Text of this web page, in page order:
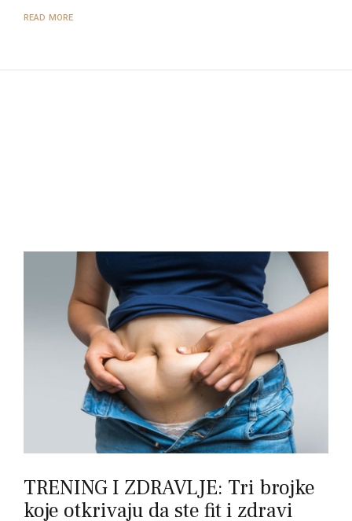
READ MORE
TRENING I ZDRAVLJE: Tri brojke
koje otkrivaju da ste fit i zdravi